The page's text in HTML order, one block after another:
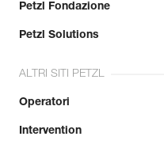
Petzl Fondazione
Petzl Solutions
ALTRI SITI PETZL
Operatori
Intervention